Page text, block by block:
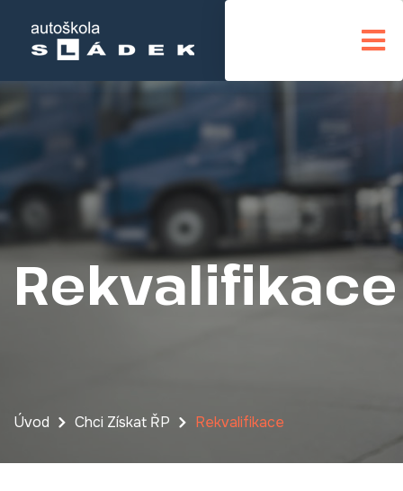
Rekvalifikace
Úvod Chci Získat ŘP Rekvalifikace